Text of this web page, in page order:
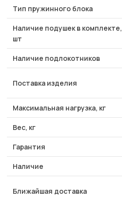
Тип пружинного блока
Наличие подушек в комплекте,
шт
Наличие подлокотников
Поставка изделия
Максимальная нагрузка, кг
Вес, кг
Гарантия
Наличие
Ближайшая доставка